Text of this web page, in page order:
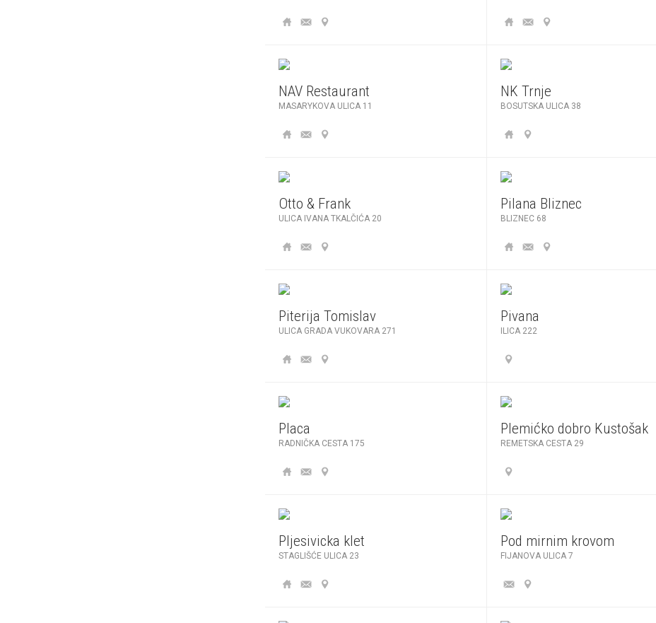
NAV Restaurant
MASARYKOVA ULICA 11
NK Trnje
BOSUTSKA ULICA 38
Otto & Frank
ULICA IVANA TKALČIĆA 20
Pilana Bliznec
BLIZNEC 68
Piterija Tomislav
ULICA GRADA VUKOVARA 271
Pivana
ILICA 222
Placa
RADNIČKA CESTA 175
Plemićko dobro Kustošak
REMETSKA CESTA 29
Pljesivicka klet
STAGLIŠĆE ULICA 23
Pod mirnim krovom
FIJANOVA ULICA 7